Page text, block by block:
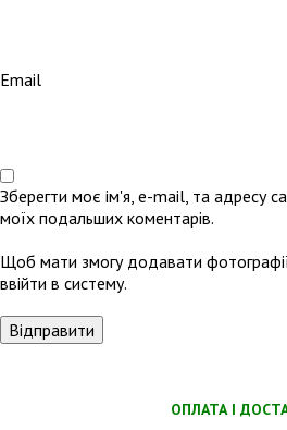
Email
Зберегти моє ім'я, e-mail, та адресу
моїх подальших коментарів.
Щоб мати змогу додавати фотографії
ввійти в систему.
ОПЛАТА І